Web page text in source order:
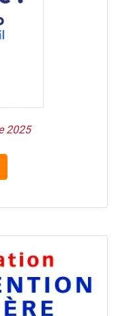
2025